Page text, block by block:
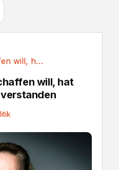
Wer Bargeld abschaffen will, hat Demokratie...
will, hat